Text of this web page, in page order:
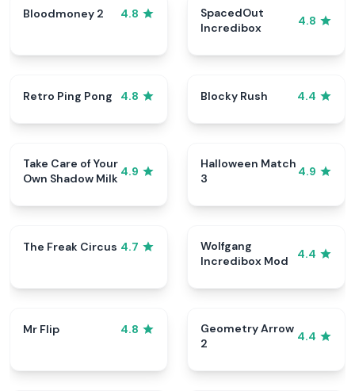
Bloodmoney 2 4.8
SpacedOut
Incredibox
4.8
Retro Ping Pong 4.8 Blocky Rush 4.4
Take Care of Your
Own Shadow Milk 4.9
Halloween Match
3
4.9
The Freak Circus 4.7
Wolfgang
Incredibox Mod
4.4
Mr Flip 4.8
Geometry Arrow
2
4.4